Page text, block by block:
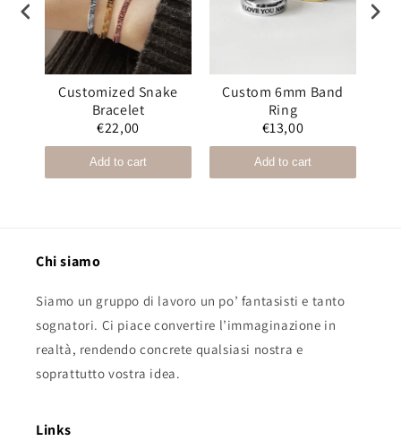
Customized Snake
Bracelet
€22,00
Add to cart
Custom 6mm Band
Ring
€13,00
Add to cart
Chi siamo
Siamo un gruppo di lavoro un po’ fantasisti e tanto
sognatori. Ci piace convertire l’immaginazione in
realtà, rendendo concrete qualsiasi nostra e
soprattutto vostra idea.
Links